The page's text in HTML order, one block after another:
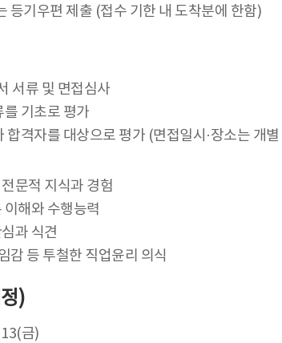
등기우편 제출 (접수 기한 내 도착분에 한함)
서류 및 면접심사
기초로 평가
합격자를 대상으로 평가 (면접일시·장소는 개
문적 지식과 경험
해와 수행능력
과 식견
감 등 투철한 직업윤리 의식
)
금)